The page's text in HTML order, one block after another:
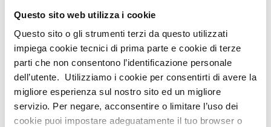
Questo sito web utilizza i cookie
Questo sito o gli strumenti terzi da questo utilizzati
impiega cookie tecnici di prima parte e cookie di terze
parti che non consentono l’identificazione personale
dell’utente. Utilizziamo i cookie per consentirti di avere la
migliore esperienza sul nostro sito ed un migliore
servizio. Per negare, acconsentire o limitare l’uso dei
cookie puoi impostare adeguatamente il tuo browser o
CIO' CHE LE NUVOLE NON DICONO
TG GIORNO
17:30
#FOCUS / FACCIA A FACCIA